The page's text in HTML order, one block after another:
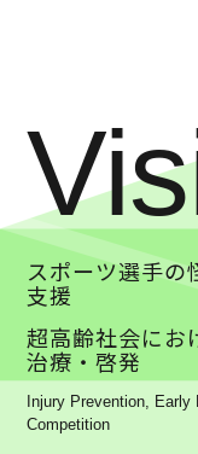
スポーツ選手の
支援
超高齢社会にお
治療・啓発
Injury Prevention, Early
Competition